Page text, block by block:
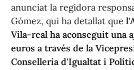
anunciat la regidora
Gómez, qui ha detallat que
Vila-real ha aconseguit una
euros a través de la
Conselleria d'Igualtat i